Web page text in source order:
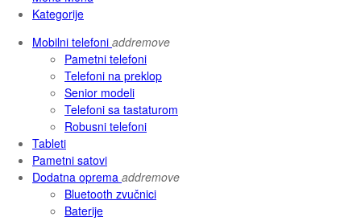
Kategorije
Mobilni telefoni addremove
Pametni telefoni
Telefoni na preklop
Senior modeli
Telefoni sa tastaturom
Robusni telefoni
Tableti
Pametni satovi
Dodatna oprema addremove
Bluetooth zvučnici
Baterije